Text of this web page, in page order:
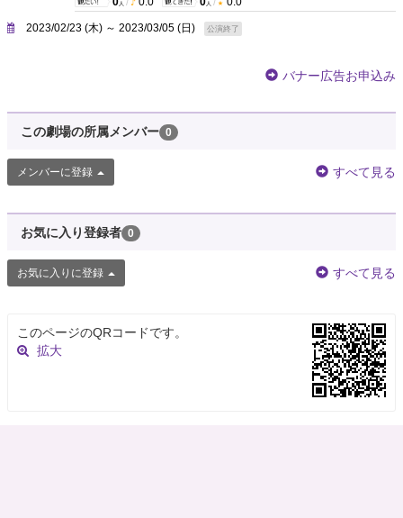
人 人
2023/02/23 (木) ～ 2023/03/05 (日) 公演終了
バナー広告お申込み
この劇場の所属メンバー 0
メンバーに登録 すべて見る
お気に入り登録者 0
お気に入りに登録 すべて見る
このページのQRコードです。
拡大